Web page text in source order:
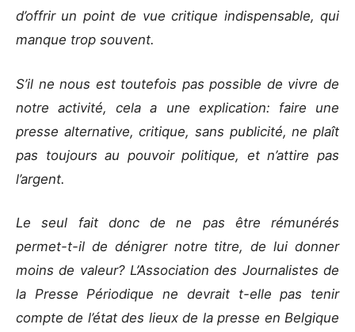
d’offrir un point de vue critique indispensable, qui
manque trop souvent.
S’il ne nous est toutefois pas possible de vivre de
notre activité, cela a une explication: faire une
presse alternative, critique, sans publicité, ne plaît
pas toujours au pouvoir politique, et n’attire pas
l’argent.
Le seul fait donc de ne pas être rémunérés
permet-t-il de dénigrer notre titre, de lui donner
moins de valeur? L’Association des Journalistes de
la Presse Périodique ne devrait t-elle pas tenir
compte de l’état des lieux de la presse en Belgique